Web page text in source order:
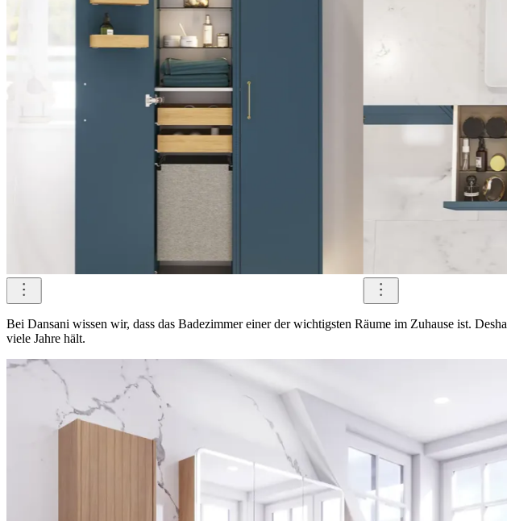
Bei Dansani wissen wir, dass das Badezimmer einer der wichtigsten Räume im Zuhause ist.
viele Jahre hält.